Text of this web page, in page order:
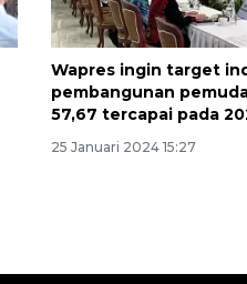
Wapres ingin target
pembangunan
57,67 tercapai pada
25 Januari 2024 15:27